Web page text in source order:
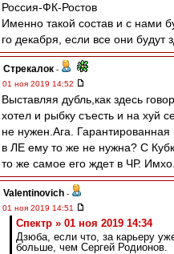
Россия-ФК-Ростов
Именно такой состав и с нами
го декабря, если все они будут
Стрекалок -
01 ноя 2019 14:52
Выставляя дубль,как здесь
хотел и рыбку съесть и на хуй
не нужен.Ага.
в ЛЕ ему то же не нужна? С
то же самое его ждет в ЧР. Имхо.
Valentinovich -
01 ноя 2019 14:51
Спектр » 01 ноя 2019 14:34
Дзюба, если что, за карьеру
больше, чем Сергей Родионов.